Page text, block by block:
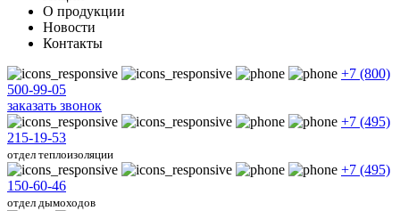
О продукции
Новости
Контакты
+7 (800)
500-99-05
заказать звонок
+7 (495)
215-19-53
отдел теплоизоляции
+7 (495)
150-60-46
отдел дымоходов